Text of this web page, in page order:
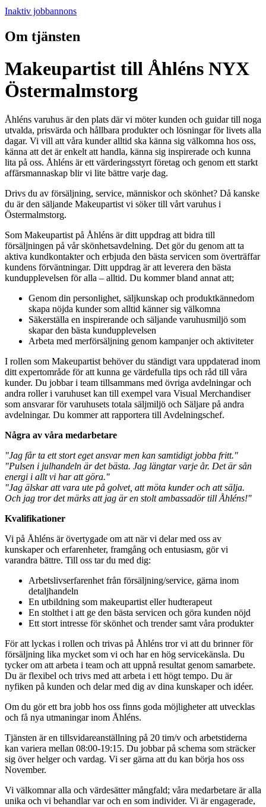
Inaktiv jobbannons
Om tjänsten
Makeupartist till Åhléns NYX
Östermalmstorg
Åhléns varuhus är den plats där vi möter kunden och guidar till noga
utvalda, prisvärda och hållbara produkter och lösningar för livets alla
dagar. Vi vill att våra kunder alltid ska känna sig välkomna hos oss,
känna att det är enkelt att handla, känna sig inspirerade och kunna
lita på oss. Åhléns är ett värderingsstyrt företag och genom ett starkt
affärsmannaskap blir vi lite bättre varje dag.
Drivs du av försäljning, service, människor och skönhet? Då kanske
du är den säljande Makeupartist vi söker till vårt varuhus i
Östermalmstorg.
Som Makeupartist på Åhléns är ditt uppdrag att bidra till
försäljningen på vår skönhetsavdelning. Det gör du genom att ta
aktiva kundkontakter och erbjuda den bästa servicen som överträffar
kundens förväntningar. Ditt uppdrag är att leverera den bästa
kundupplevelsen för alla – alltid. Du kommer bland annat att;
Genom din personlighet, säljkunskap och produktkännedom
skapa nöjda kunder som alltid känner sig välkomna
Säkerställa en inspirerande och säljande varuhusmiljö som
skapar den bästa kundupplevelsen
Arbeta med merförsäljning genom kampanjer och aktiviteter
I rollen som Makeupartist behöver du ständigt vara uppdaterad inom
ditt expertområde för att kunna ge värdefulla tips och råd till våra
kunder. Du jobbar i team tillsammans med övriga avdelningar och
andra roller i varuhuset kan till exempel vara Visual Merchandiser
som ansvarar för varuhusets totala säljmiljö och Säljare på andra
avdelningar. Du kommer att rapportera till Avdelningschef.
Några av våra medarbetare
"Jag får ta ett stort eget ansvar men kan samtidigt jobba fritt."
"Pulsen i julhandeln är det bästa. Jag längtar varje år. Det är sån
energi i allt vi har att göra."
"Jag älskar att vara ute på golvet, att möta kunder och att sälja.
Och jag tror det märks att jag är en stolt ambassadör till Åhléns!"
Kvalifikationer
Vi på Åhléns är övertygade om att när vi delar med oss av
kunskaper och erfarenheter, framgång och entusiasm, gör vi
varandra bättre. Till oss tar du med dig:
Arbetslivserfarenhet från försäljning/service, gärna inom
detaljhandeln
En utbildning som makeupartist eller hudterapeut
En stolthet i att ge den bästa servicen och göra kunden nöjd
Ett stort intresse för skönhet och trender samt våra produkter
För att lyckas i rollen och trivas på Åhléns tror vi att du brinner för
försäljning lika mycket som vi och har en hög servicekänsla. Du
tycker om att arbeta i team och att uppnå resultat genom samarbete.
Du är flexibel och trivs med att arbeta i ett högt tempo. Du är
nyfiken på kunden och delar med dig av dina kunskaper och idéer.
Om du gör ett bra jobb hos oss finns goda möjligheter att utvecklas
och få nya utmaningar inom Åhléns.
Tjänsten är en tillsvidareanställning på 20 tim/v och arbetstiderna
kan variera mellan 08:00-19:15. Du jobbar på schema som sträcker
sig över helger och vardag. Vi ser gärna att du kan börja hos oss
November.
Vi välkomnar alla och värdesätter mångfald; våra medarbetare är alla
unika och vi behandlar var och en som individer. Vi är engagerade,